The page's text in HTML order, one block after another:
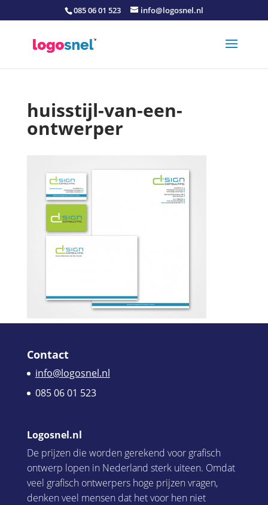
085 06 01 523 info@logosnel.nl
huisstijl-van-een-
ontwerper
Contact
info@logosnel.nl
085 06 01 523
Logosnel.nl
De prijzen die worden gerekend voor grafisch
ontwerp lopen in Nederland sterk uiteen. Omdat
veel grafisch ontwerpers hoge prijzen vragen,
denken veel mensen dat het voor hen niet